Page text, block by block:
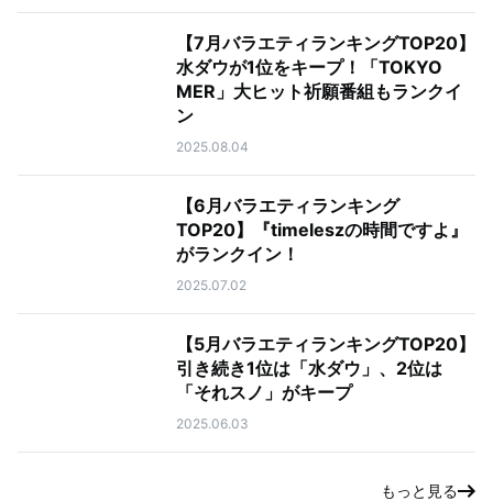
【7月バラエティランキングTOP20】
水ダウが1位をキープ！「TOKYO
MER」大ヒット祈願番組もランクイ
ン
2025.08.04
【6月バラエティランキング
TOP20】『timeleszの時間ですよ』
がランクイン！
2025.07.02
【5月バラエティランキングTOP20】
引き続き1位は「水ダウ」、2位は
「それスノ」がキープ
2025.06.03
もっと見る